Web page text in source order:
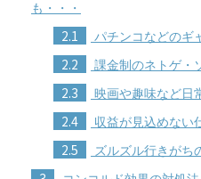
も・・・
2.1 パチンコなどのギ
2.2 課金制のネトゲ・
2.3 映画や趣味など日
2.4 収益が見込めない
2.5 ズルズル行きがち